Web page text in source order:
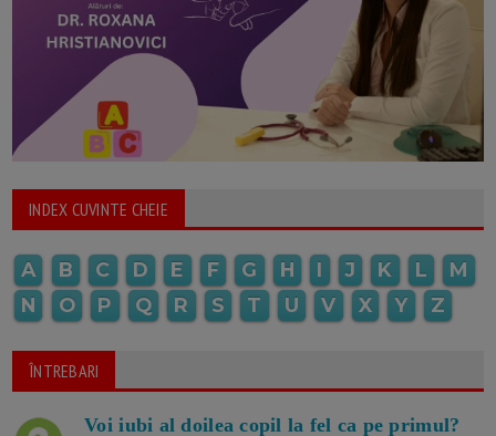
INDEX CUVINTE CHEIE
A B C D E F G H I J K L
M
N
O P Q R S T U V X Y Z
ÎNTREBARI
Voi iubi al doilea copil la fel ca pe primul?